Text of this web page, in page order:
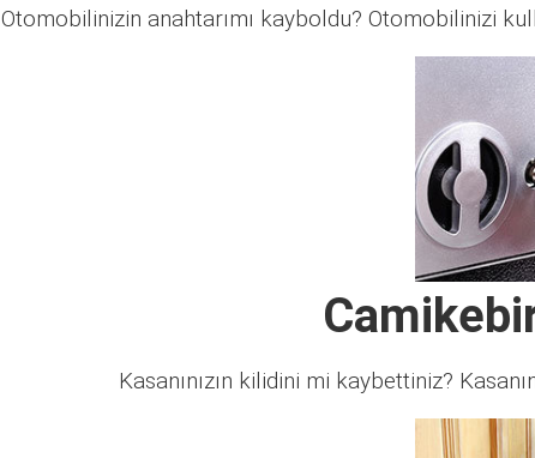
Otomobilinizin anahtarımı kayboldu? Otomobilinizi
Kasanınızın kilidini mi kaybettiniz?